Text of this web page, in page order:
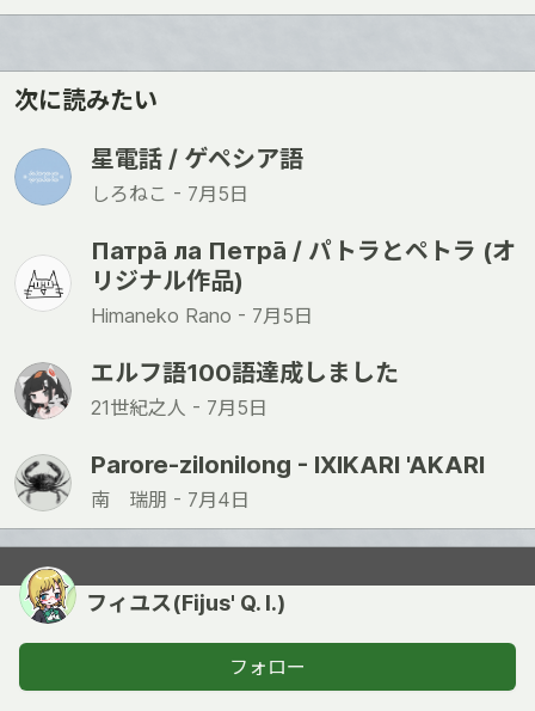
ね
次に読みたい
星電話 / ゲペシア語
しろねこ - 7月5日
Патра̄ ла Петра̄ / パトラとペトラ (オ
リジナル作品)
Himaneko Rano - 7月5日
エルフ語100語達成しました
21世紀之人 - 7月5日
Parore-zilonilong - IXIKARI 'AKARI
南 瑞朋 - 7月4日
フィユス(Fijus' Q. I.)
フォロー